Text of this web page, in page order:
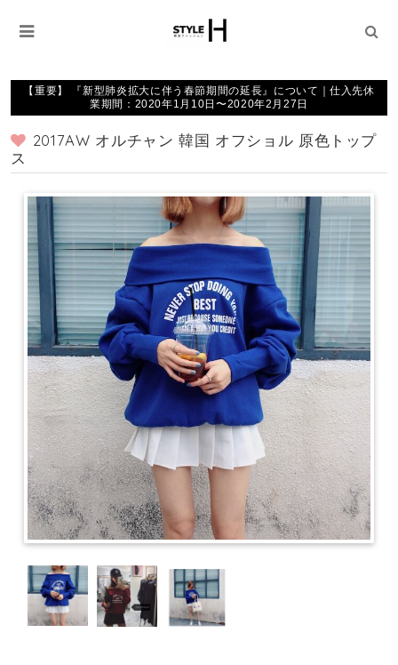
【重要】 『新型肺炎拡大に伴う春節期間の延長』について｜仕入先休
業期間：2020年1月10日〜2020年2月27日
2017AW オルチャン 韓国 オフショル 原色トップ
ス